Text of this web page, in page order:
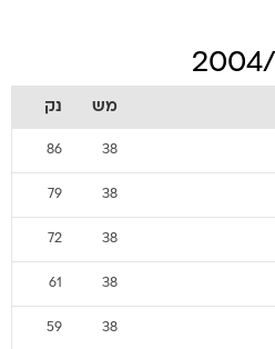
מש נק
38
86
38
79
38
72
38
61
38
59